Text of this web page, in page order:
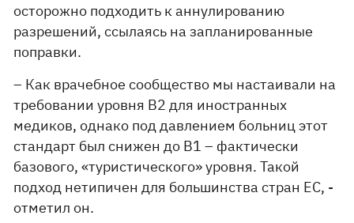
осторожно подходить к аннулированию
разрешений, ссылаясь на запланированные
поправки.
– Как врачебное сообщество мы настаивали на
требовании уровня B2 для иностранных
медиков, однако под давлением больниц этот
стандарт был снижен до B1 – фактически
базового, «туристического» уровня. Такой
подход нетипичен для большинства стран ЕС, -
отметил он.